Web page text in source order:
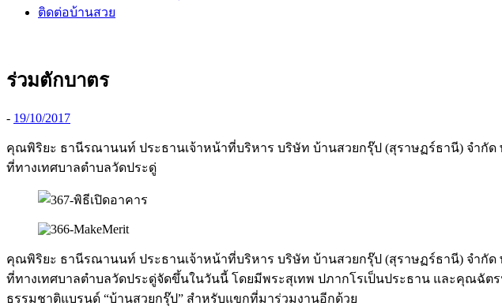
ติดต่อบ้านสวย
ร่วมตักบาตร
- 19/10/2017
คุณพิริยะ ธานีรณานนท์ ประธานเจ้าหน้าที่บริหาร บริษัท บ้านสวยกรุ๊ป (สุราษฏร์ธานี) จำกัด
ที่ทางเทศบาลตำบลวัดประดู่
คุณพิริยะ ธานีรณานนท์ ประธานเจ้าหน้าที่บริหาร บริษัท บ้านสวยกรุ๊ป (สุราษฏร์ธานี) จำกัด
ที่ทางเทศบาลตำบลวัดประดู่จัดขึ้นในวันนี้ โดยมีพระสุเทพ ปภากโรเป็นประธาน และคุณฉั
ธรรมชาติแบรนด์ “บ้านสวยกรุ๊ป” สำหรับแขกที่มาร่วมงานอีกด้วย